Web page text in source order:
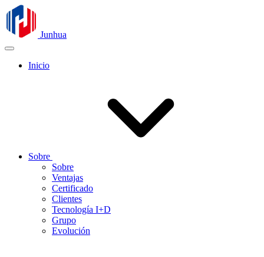
Junhua
Inicio
Sobre
Sobre
Ventajas
Certificado
Clientes
Tecnología I+D
Grupo
Evolución